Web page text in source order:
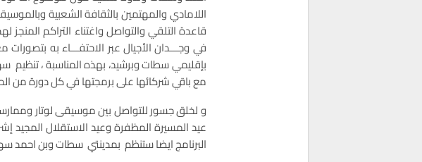
اللامادي والمهتمين بالثقافة الشعبية
قاعدة التلقي والتواصل واغتناء التراكم المنجز
في وجـــدان الأجيال عبر الاحتفـــاء به
بإقليمي سطات وبرشيد، بهذه المناسبة ، تنظيم
مع باقي شركائها على برمجتها في كل دورة من
و لخلق جسور للتواصل بين موسيقى لوتار
عيد المسيرة المظفرة وعيد الاستقلال
البرنامج ايضا ستنظم بمدينتي سطات وبن احمد